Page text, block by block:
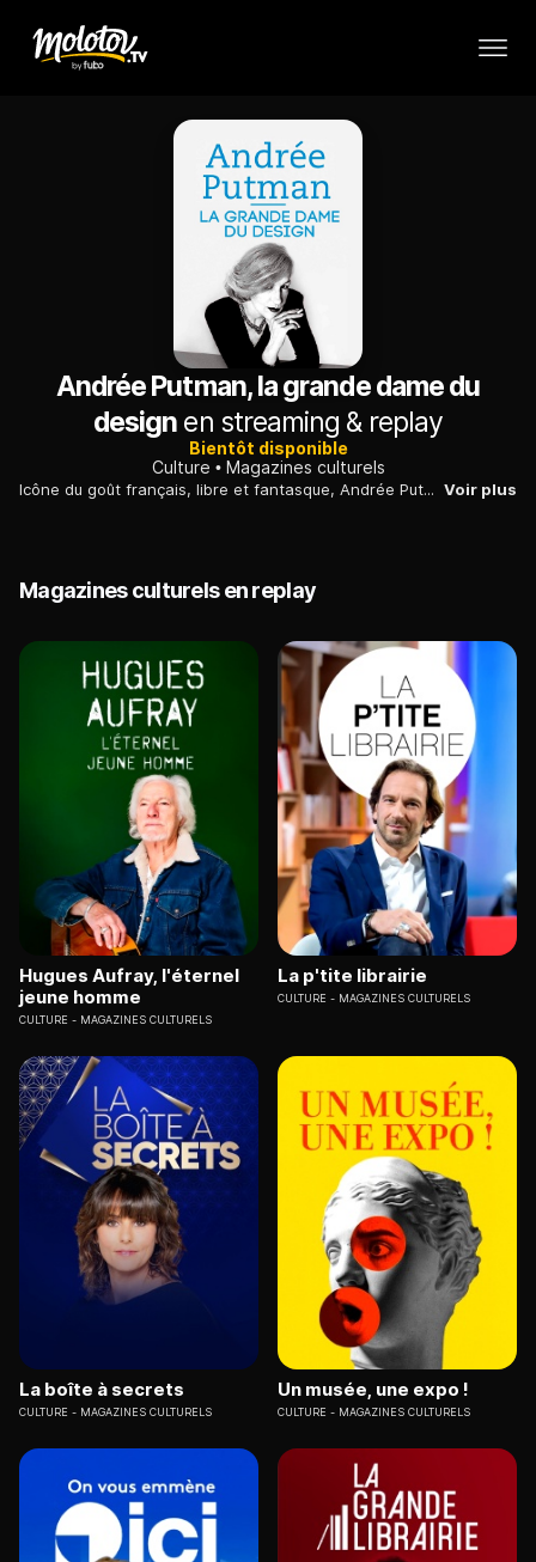
Andrée Putman, la grande dame du
design en streaming & replay
Bientôt disponible
Culture
Magazines culturels
Icône du goût français, libre et fantasque, Andrée Putman a imposé son style unique et entraîné dans son sillage une génération d’architectes stars. Un bel hommage à la papesse du design. Voir plus
Magazines culturels en replay
Hugues Aufray, l'éternel
jeune homme
CULTURE MAGAZINES CULTURELS
La p'tite librairie
CULTURE MAGAZINES CULTURELS
La boîte à secrets
CULTURE MAGAZINES CULTURELS
Un musée, une expo !
CULTURE MAGAZINES CULTURELS